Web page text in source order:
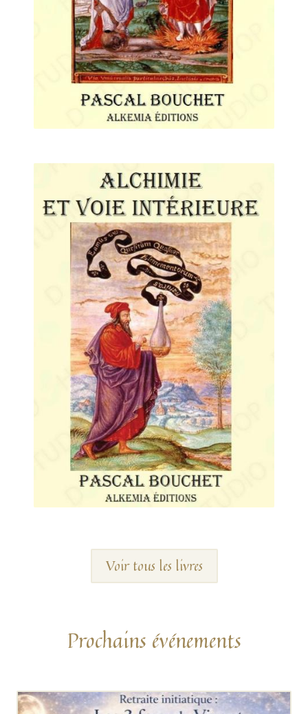
Voir tous les livres
Prochains événements